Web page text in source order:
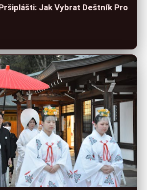
Jak Vybrat Deštník Pro